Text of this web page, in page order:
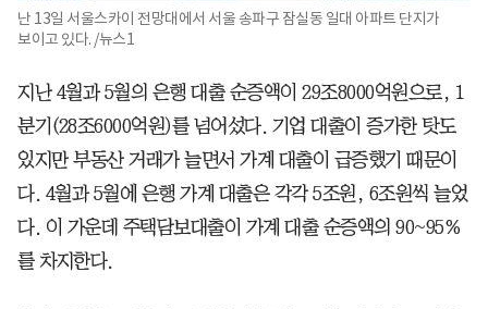
난 13일 서울스카이 전망대에서 서울 송파구 잠실동 일대 아파트 단지가
보이고 있다. /뉴스1
지난 4월과 5월의 은행 대출 순증액이 29조8000억원으로, 1
분기(28조6000억원)를 넘어섰다. 기업 대출이 증가한 탓도
있지만 부동산 거래가 늘면서 가계 대출이 급증했기 때문이
다. 4월과 5월에 은행 가계 대출은 각각 5조원, 6조원씩 늘었
다. 이 가운데 주택담보대출이 가계 대출 순증액의 90~95%
를 차지한다.